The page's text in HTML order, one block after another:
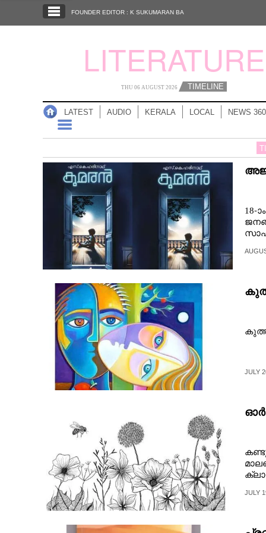
KERALA
FOUNDER EDITOR : K SUKUMARAN BA
LITERATURE
THU 06 AUGUST 2026 TIMELINE
LATEST AUDIO KERALA LOCAL NEWS 360
18-
JULY
കണ്ടു
JULY